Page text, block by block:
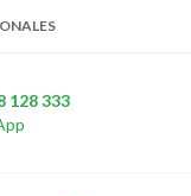
128 333